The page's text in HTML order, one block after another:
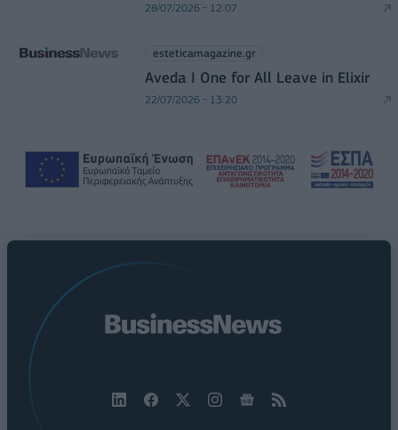
28/07/2026 - 12:07
esteticamagazine.gr
Aveda I One for All Leave in Elixir
22/07/2026 - 13:20